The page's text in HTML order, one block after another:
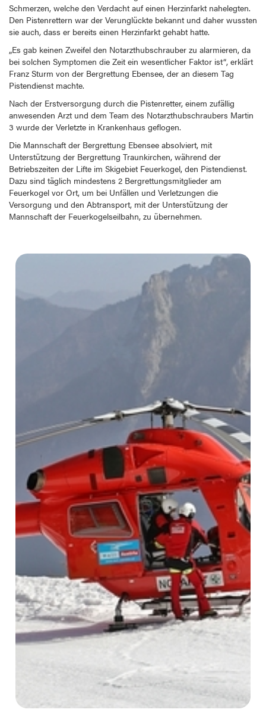
Schmerzen, welche den Verdacht auf einen Herzinfarkt nahelegten.
Den Pistenrettern war der Verunglückte bekannt und daher wussten
sie auch, dass er bereits einen Herzinfarkt gehabt hatte.
„Es gab keinen Zweifel den Notarzthubschrauber zu alarmieren, da
bei solchen Symptomen die Zeit ein wesentlicher Faktor ist“, erklärt
Franz Sturm von der Bergrettung Ebensee, der an diesem Tag
Pistendienst machte.
Nach der Erstversorgung durch die Pistenretter, einem zufällig
anwesenden Arzt und dem Team des Notarzthubschraubers Martin
3 wurde der Verletzte in Krankenhaus geflogen.
Die Mannschaft der Bergrettung Ebensee absolviert, mit
Unterstützung der Bergrettung Traunkirchen, während der
Betriebszeiten der Lifte im Skigebiet Feuerkogel, den Pistendienst.
Dazu sind täglich mindestens 2 Bergrettungsmitglieder am
Feuerkogel vor Ort, um bei Unfällen und Verletzungen die
Versorgung und den Abtransport, mit der Unterstützung der
Mannschaft der Feuerkogelseilbahn, zu übernehmen.